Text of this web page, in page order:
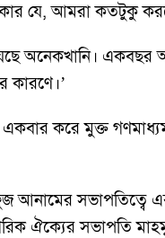
যে, আমরা কতটুকু
অনেকখানি।
কারণে।’
করে মুক্ত
সভাপতিত্বে
ঐক্যের সভাপতি